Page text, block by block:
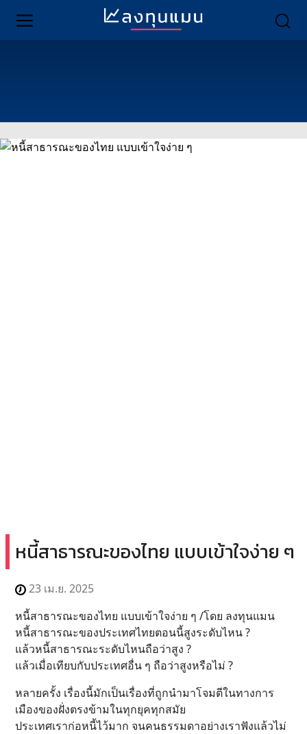
หนี้สาธารณะของไทย แบบเข้าใจง่าย ๆ
23 เม.ย. 2025
หนี้สาธารณะของไทย แบบเข้าใจง่าย ๆ /โดย ลงทุนแมน
หนี้สาธารณะของประเทศไทยตอนนี้สูงระดับไหน ?
แล้วหนี้สาธารณะระดับไหนถือว่าสูง ?
แล้วเมื่อเทียบกับประเทศอื่น ๆ ถือว่าสูงหรือไม่ ?
หลายครั้ง เรื่องนี้มักเป็นเรื่องที่ถูกนำมาโจมตีในทางการ
เมืองของฝั่งตรงข้ามในทุกยุคทุกสมัย
ประเทศเราก่อหนี้ไว้มาก จนคนธรรมดาอย่างเราฟังแล้วไม่